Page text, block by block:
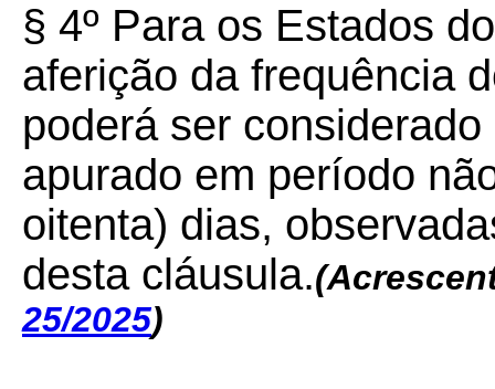
§ 4º Para os Estados
aferição da frequência
poderá ser
apurado em período
oitenta) dias,
desta cláusula.
25/2025)